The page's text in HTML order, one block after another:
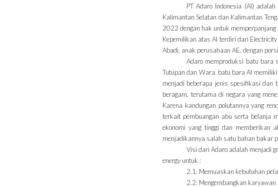
PT Adaro Indonesia (AI)
Kalimantan Selatan dan Kalimantan
2022 dengan hak untuk
Kepemilikan atas AI terdiri dari
Abadi, anak perusahaan AE, dengan
Adaro memproduksi batu bara
Tutupan dan Wara. batu bara AI
menjadi beberapa jenis spesifikasi
beragam, terutama di negara yang
Karena kandungan polutannya yang
terkait pembuangan abu serta belanja
ekonomi yang tinggi dan memberikan
menjadikannya salah satu bahan bakar
Visi dari Adaro adalah menjadi
energy untuk :
2.1. Memuaskan kebutuhan
2.2. Mengembangkan karyawan